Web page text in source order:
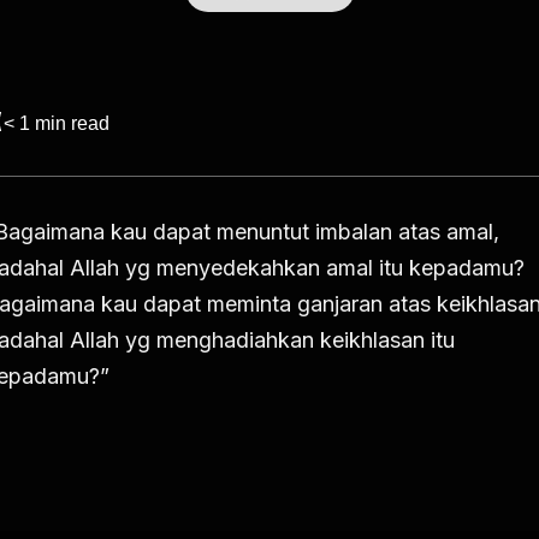
< 1 min read
kau dapat menuntut imbalan atas amal,
Allah yg menyedekahkan amal itu kepadamu?
kau dapat meminta ganjaran atas
Allah yg menghadiahkan keikhlasan itu